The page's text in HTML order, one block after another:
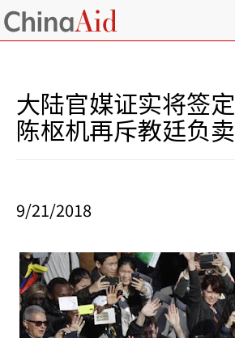
大陆官媒证实将签
陈枢机再斥教廷负
9/21/2018